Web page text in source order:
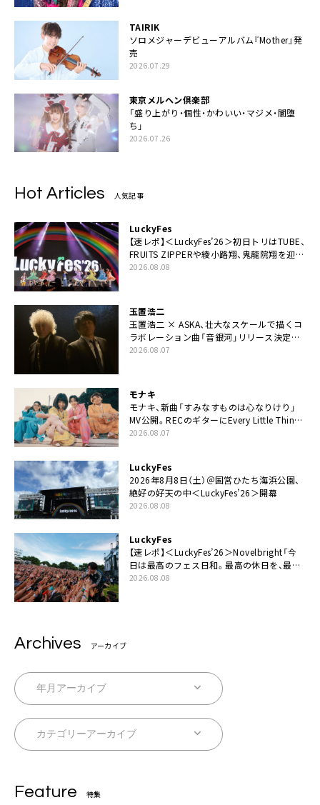
TAIRIK
ソロメジャーデビューアルバム『Mother』発
売
2026.07.29
東京メルヘン倶楽部
「盛り上がり・個性・かわいい・マジメ・闇堕
ち」
2026.07.26
Hot Articles 人気記事
LuckyFes
【速レポ】＜LuckyFes’26＞初日トリはTUBE、
FRUITS ZIPPERや綾小路翔、鬼龍院翔を迎え
た豪華コラボも「知ってたらぜひ一緒に歌っ
2026.08.08
玉置浩二
玉置浩二 × ASKA、壮大なスケールで描くコ
ラボレーション曲「音銀河」リリース決定。
カップリングには新曲「命の宿り」収録も
2026.08.07
モナキ
モナキ、新曲「すみなすものは心なりけり」
MV公開。RECのギターにEvery Little Thing・
伊藤一朗参加も
2026.08.07
LuckyFes
2026年8月8日（土）＠国営ひたち海浜公園、
絶好の好天の中＜LuckyFes’26＞開幕
2026.08.08
LuckyFes
【速レポ】＜LuckyFes’26＞Novelbright「今
日は最高のフェス日和。最高の休日を、最高
の夏休みを作っていきたい」
2026.08.08
Archives アーカイブ
Feature 特集